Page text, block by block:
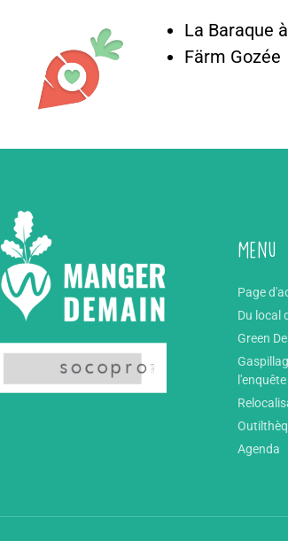
La Baraque
Färm Gozée
Menu
Page
Du local
Green
l'enquête
Agenda